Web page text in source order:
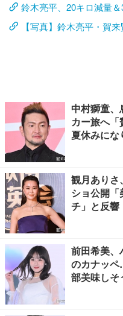
鈴木亮平、20キロ減量
【写真】鈴木亮平・賀
中村獅童
カー旅へ
夏休みにな
観月ありさ
ショ公開
チ」と反響
前田希美、
のカナッ
部美味しそ